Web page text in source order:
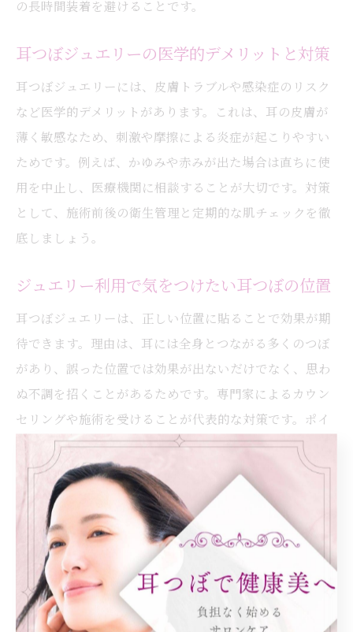
の長時間装着を避けることです。
耳つぼジュエリーの医学的デメリットと対策
耳つぼジュエリーには、皮膚トラブルや感染症のリスク
など医学的デメリットがあります。これは、耳の皮膚が
薄く敏感なため、刺激や摩擦による炎症が起こりやすい
ためです。例えば、かゆみや赤みが出た場合は直ちに使
用を中止し、医療機関に相談することが大切です。対策
として、施術前後の衛生管理と定期的な肌チェックを徹
底しましょう。
ジュエリー利用で気をつけたい耳つぼの位置
耳つぼジュエリーは、正しい位置に貼ることで効果が期
待できます。理由は、耳には全身とつながる多くのつぼ
があり、誤った位置では効果が出ないだけでなく、思わ
ぬ不調を招くことがあるためです。専門家によるカウン
セリングや施術を受けることが代表的な対策です。ポイ
ントは、自己流で位置を決めず、信頼できる施術者に相
談することです。
耳つぼ施術の際のアレルギー予防方法
耳つぼ施術時のアレルギー予防には、素材選びと事前の
パッチテストが有効です。理由は、金属アレルギーや接
着剤によるかぶれが発生しやすいためです。具体的に
は、医療用テープやアレルギーフリー素材を選択し、施